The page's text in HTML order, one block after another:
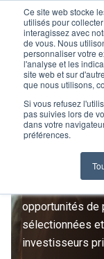
Ce site web stocke
utilisés pour
interagissez avec
de vous. Nous
personnaliser votre
l'analyse et les
site web et sur
que nous utilisons,
Si vous refusez
pas suivies lors de
dans votre
préférences.
DANS
Rejoignez le
opportunités de
sélectionnées
investisseurs